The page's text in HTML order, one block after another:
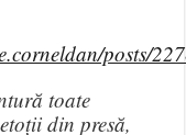
posts/
toate
din presă,